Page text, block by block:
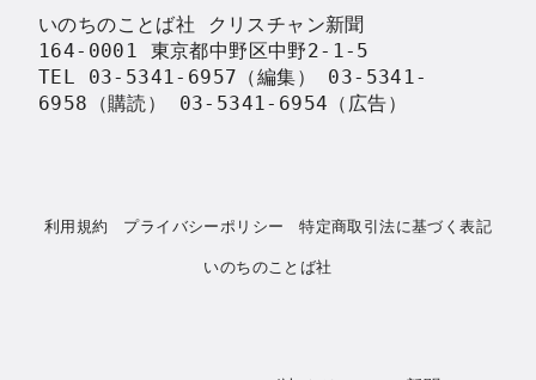
いのちのことば社 クリスチャン新聞
164-0001 東京都中野区中野2-1-5
TEL 03-5341-6957（編集） 03-5341-
6958（購読） 03-5341-6954（広告）
利用規約 プライバシーポリシー
特定商取引法に基づく表記
いのちのことば社